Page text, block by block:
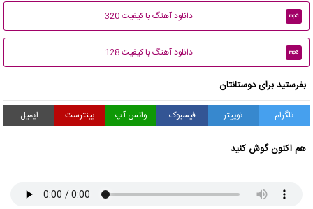
mp3 دانلود آهنگ با کیفیت 320
mp3 دانلود آهنگ با کیفیت 128
بفرستید برای دوستانتان
تلگرام توییتر فیسبوک واتس آپ پینترست ایمیل
هم اکنون گوش کنید